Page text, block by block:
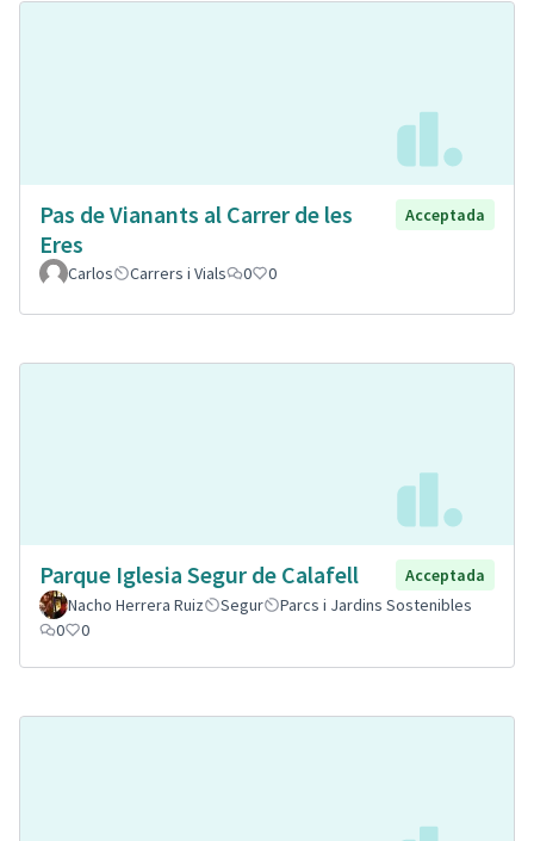
Pas de Vianants al Carrer de les
Eres
Acceptada
Carlos Carrers i Vials 0 0
Parque Iglesia Segur de Calafell
Acceptada
Nacho Herrera Ruiz
Segur
Parcs i Jardins Sostenibles
0
0